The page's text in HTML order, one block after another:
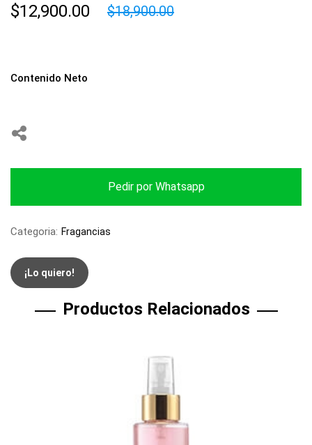
$12,900.00 $18,900.00
Contenido Neto
Pedir por Whatsapp
Categoria: Fragancias
¡Lo quiero!
Productos Relacionados